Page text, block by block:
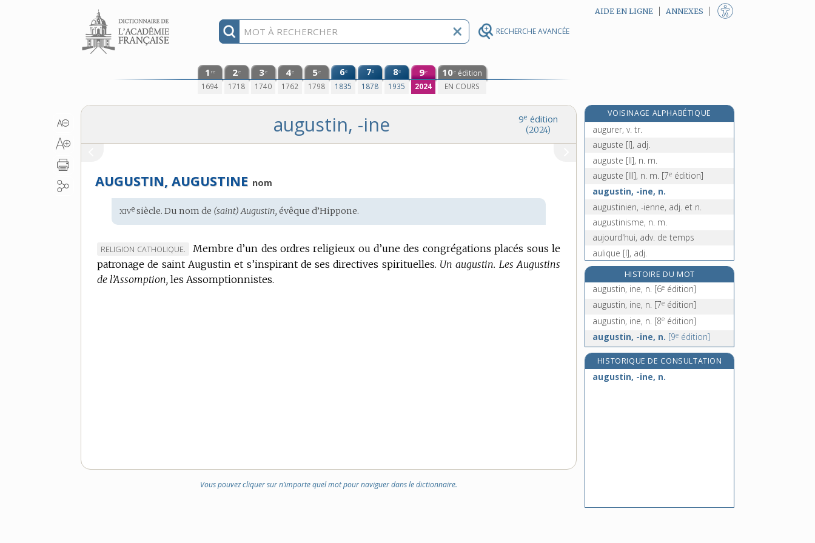
RECHERCHE AVANCÉE
Aller au contenu AIDE EN LIGNE ANNEXES
1 re
1694
2e
1718
3e
1740
4e
1762
5e
1798
6e
1835
7e
1878
8e
1935
9e
2024
10e édition
EN COURS
9e édition
(2024)
augustin, -ine
AUGUSTIN, AUGUSTINE nom
Étymologie
:
xive siècle. Dunom de (saint) Augustin, évêque d’Hippone.
MARQUE
DE
DOMAINE
RELIGION CATHOLIQUE.
Membre d’un des ordres religieux ou d’une des congrégations placés sous le
patronage de saint Augustin et s’inspirant de ses directives spirituelles. Un augustin. Les Augustins
de l’Assomption, les Assomptionnistes.
Vous pouvez cliquer sur n’importe quel mot pour naviguer dans le dictionnaire.
VOISINAGE ALPHABÉTIQUE
augure [II], n. m.
augurer, v. tr.
auguste [I], adj.
auguste [II], n. m.
auguste [III], n. m. [7e édition]
augustin, -ine, n.
augustinien, -ienne, adj. et n.
augustinisme, n. m.
aujourd'hui, adv. de temps
aulique [I], adj.
aulique [II], n. f.[7eédition]
aulnaie, n. f.
aulne, n. m.
auloffée, n. f.
HISTOIRE DU MOT
augustin, ine, n. [6e édition]
augustin, ine, n. [7e édition]
augustin, ine, n. [8e édition]
augustin, -ine, n. [9e édition]
HISTORIQUE DE CONSULTATION
augustin, -ine, n.